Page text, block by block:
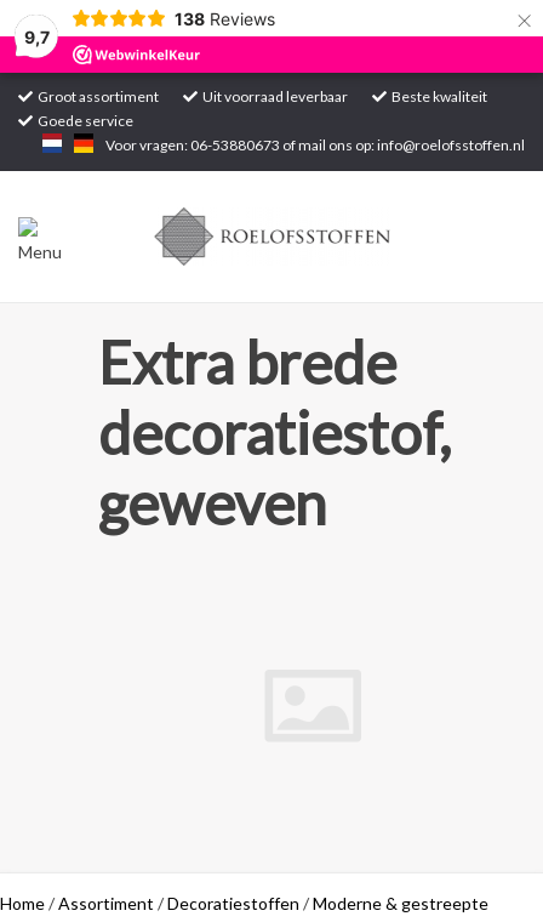
9,7
138 Reviews ×
Groot assortiment Uit voorraad leverbaar
Beste kwaliteit
Goede service
Voor vragen: 06-53880673 of mail ons op:info@roelofsstoffen.nl
Home
Extra brede
decoratiestof,
geweven
Home/Assortiment /Decoratiestoffen /Moderne & gestreepte